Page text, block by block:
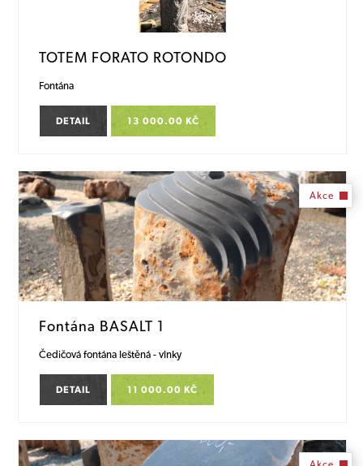
TOTEM FORATO ROTONDO
Fontána
DETAIL 13 000.00 KČ
Akce
Fontána BASALT 1
Čedičová fontána leštěná - vlnky
DETAIL 11 000.00 KČ